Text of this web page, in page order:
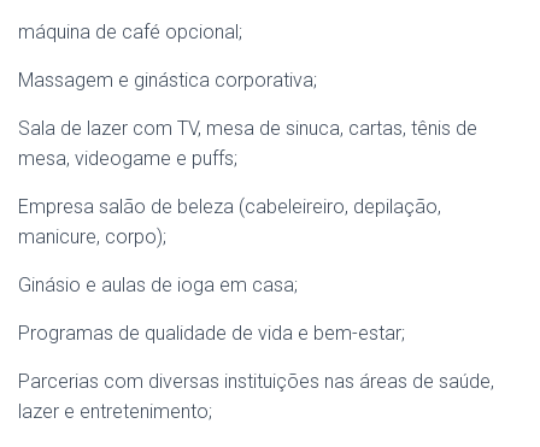
máquina de café opcional;
Massagem e ginástica corporativa;
Sala de lazer com TV, mesa de sinuca, cartas, tênis de
mesa, videogame e puffs;
Empresa salão de beleza (cabeleireiro, depilação,
manicure, corpo);
Ginásio e aulas de ioga em casa;
Programas de qualidade de vida e bem-estar;
Parcerias com diversas instituições nas áreas de saúde,
lazer e entretenimento;